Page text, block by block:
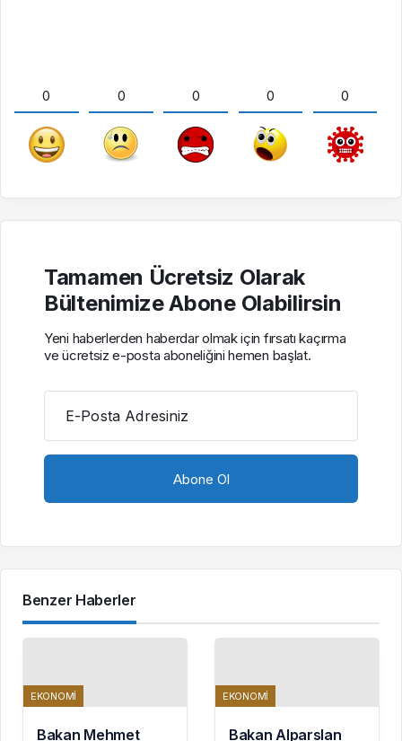
0 0 0 0 0
Tamamen Ücretsiz Olarak
Bültenimize Abone Olabilirsin
Yeni haberlerden haberdar olmak için fırsatı kaçırma
ve ücretsiz e-posta aboneliğini hemen başlat.
E-Posta Adresiniz
Benzer Haberler
EKONOMI
Bakan Mehmet
EKONOMI
Bakan Alparslan